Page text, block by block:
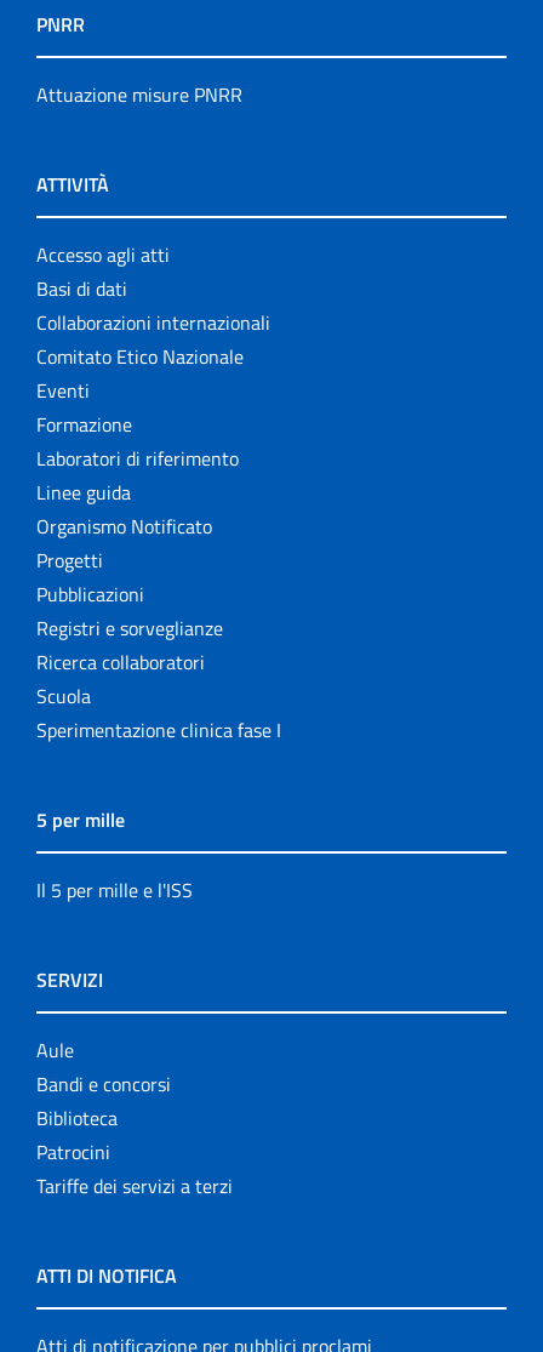
PNRR
Attuazione misure PNRR
ATTIVITÀ
Accesso agli atti
Basi di dati
Collaborazioni internazionali
Comitato Etico Nazionale
Eventi
Formazione
Laboratori di riferimento
Linee guida
Organismo Notificato
Progetti
Pubblicazioni
Registri e sorveglianze
Ricerca collaboratori
Scuola
Sperimentazione clinica fase I
5 per mille
Il 5 per mille e l'ISS
SERVIZI
Aule
Bandi e concorsi
Biblioteca
Patrocini
Tariffe dei servizi a terzi
ATTI DI NOTIFICA
Atti di notificazione per pubblici proclami